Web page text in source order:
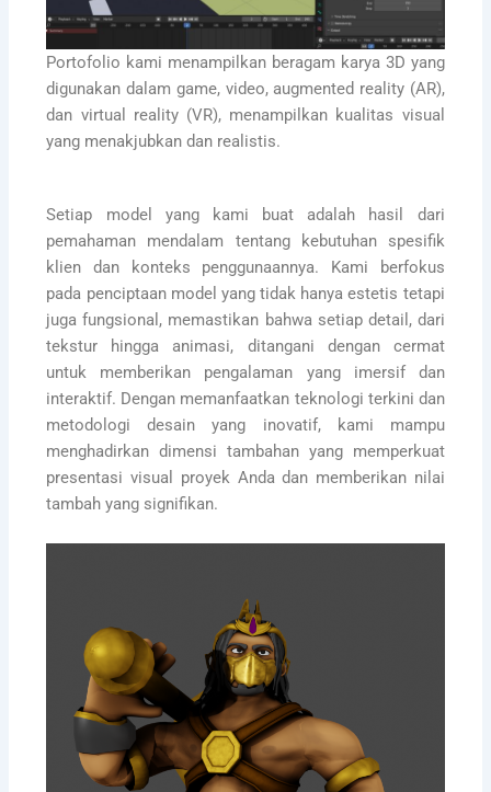
Portofolio kami menampilkan beragam karya 3D yang
digunakan dalam game, video, augmented reality (AR),
dan virtual reality (VR), menampilkan kualitas visual
yang menakjubkan dan realistis.
Setiap model yang kami buat adalah hasil dari
pemahaman mendalam tentang kebutuhan spesifik
klien dan konteks penggunaannya. Kami berfokus
pada penciptaan model yang tidak hanya estetis tetapi
juga fungsional, memastikan bahwa setiap detail, dari
tekstur hingga animasi, ditangani dengan cermat
untuk memberikan pengalaman yang imersif dan
interaktif. Dengan memanfaatkan teknologi terkini dan
metodologi desain yang inovatif, kami mampu
menghadirkan dimensi tambahan yang memperkuat
presentasi visual proyek Anda dan memberikan nilai
tambah yang signifikan.